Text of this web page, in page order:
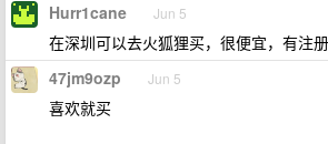
Hurr1cane Jun 5
在深圳可以去火狐狸买，很便宜，有注
47jm9ozp Jun 5
喜欢就买